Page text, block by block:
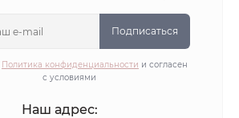
Подписаться
Политика конфиденциальности и согласен
с условиями
Наш адрес: